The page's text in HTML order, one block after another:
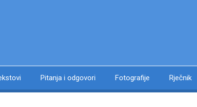
Pitanja i odgovori Fotografije Rječnik